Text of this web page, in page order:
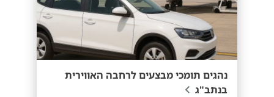
נהגים תומכי מבצעים לרחבה האווירית
בנתב"ג